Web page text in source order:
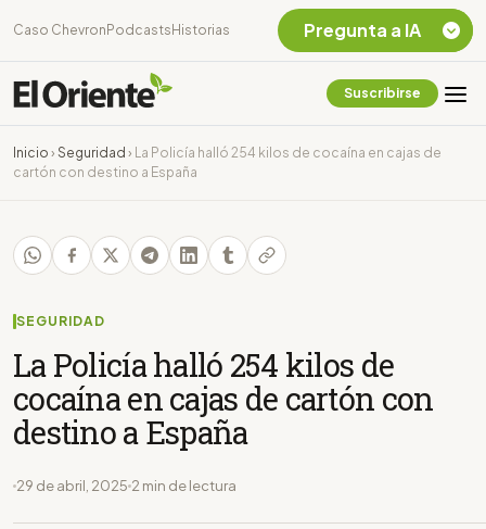
Caso Chevron Podcasts Historias
Suscribirse
Inicio › Seguridad ›
La Policía halló 254 kilos de cocaína en cajas de
cartón con destino a España
SEGURIDAD
La Policía halló 254 kilos de
cocaína en cajas de cartón con
destino a España
29 de abril, 2025 2 min de lectura
Pregunta a IA
Chevron Ecuador